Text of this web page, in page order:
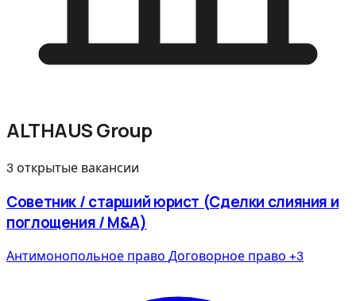
ALTHAUS Group
3 открытые вакансии
Советник / старший юрист (Сделки слияния и
поглощения / M&A)
Антимонопольное право Договорное право +3